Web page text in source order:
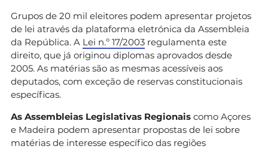
Grupos de 20 mil eleitores podem apresentar projetos
de lei através da plataforma eletrónica da Assembleia
da República. A Lei n.º 17/2003 regulamenta este
direito, que já originou diplomas aprovados desde
2005. As matérias são as mesmas acessíveis aos
deputados, com exceção de reservas constitucionais
específicas.
As Assembleias Legislativas Regionais como Açores
e Madeira podem apresentar propostas de lei sobre
matérias de interesse específico das regiões